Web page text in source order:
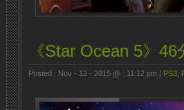
《Star Ocean 5》
Posted : Nov - 12 - 2015 @ : 11:12 pm | PS3